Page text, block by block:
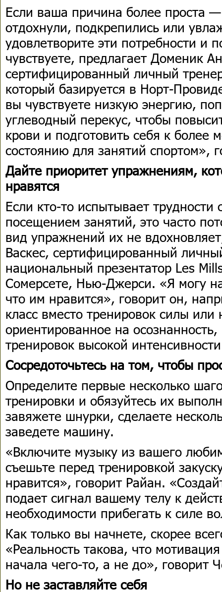
Если ваша причина более проста
отдохнули, подкрепились или
удовлетворите эти потребности и
чувствуете, предлагает Доменик
сертифицированный личный
который базируется в Норт-
вы чувствуете низкую энергию,
углеводный перекус, чтобы
крови и подготовить себя к более
состоянию для занятий спортом»,
Дайте приоритет упражнениям,
нравятся
Если кто-то испытывает трудности
посещением занятий, это часто
вид упражнений их не
Васкес, сертифицированный
национальный презентатор Les
Сомерсете, Нью-Джерси. «Я могу
что им нравится», говорит он,
класс вместо тренировок силы или
ориентированное на
тренировок высокой
Сосредоточьтесь на том, чтобы
Определите первые несколько
тренировки и обязуйтесь их
завяжете шнурки, сделаете
заведете машину.
«Включите музыку из вашего
съешьте перед тренировкой
нравится», говорит Райан.
подает сигнал вашему телу к
необходимости прибегать к силе
Как только вы начнете, скорее
«Реальность такова, что
начала чего-то, а не до», говорит
Но не заставляйте себя